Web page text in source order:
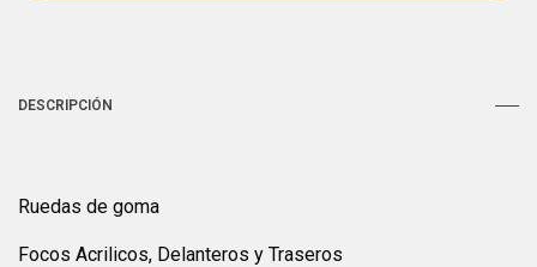
DESCRIPCIÓN
Ruedas de goma
Focos Acrilicos, Delanteros y Traseros